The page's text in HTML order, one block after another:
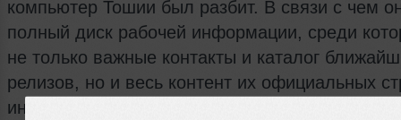
компьютер Тошии был разбит. В связи с чем
полный диск рабочей информации, среди
не только важные контакты и каталог
релизов, но и весь контент их официальных
интернете. О чем он и предупредил в